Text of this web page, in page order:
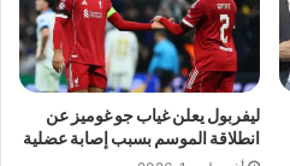
ليفربول يعلن غياب جو غوميز عن
انطلاقة الموسم بسبب إصابة عضلية